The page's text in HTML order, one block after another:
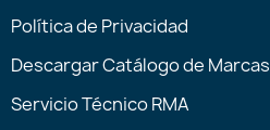
Política de Privacidad
Descargar Catálogo de Marcas
Servicio Técnico RMA